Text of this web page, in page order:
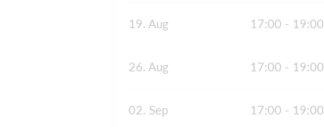
19. Aug 17:00 - 19:00
26. Aug 17:00 - 19:00
02. Sep 17:00 - 19:00